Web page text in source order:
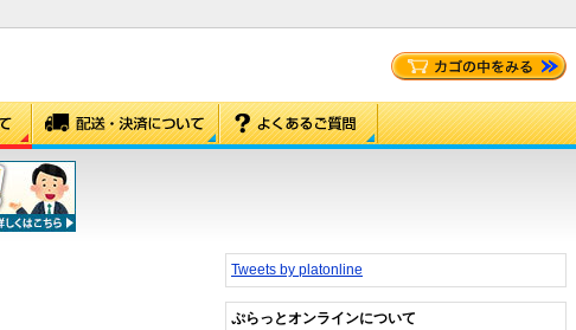
Tweets by platonline
ぷらっとオンラインについて